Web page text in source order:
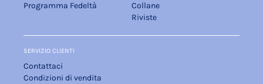
Programma Fedeltà
Collane
Riviste
SERVIZIO CLIENTI
Contattaci
Condizioni di vendita